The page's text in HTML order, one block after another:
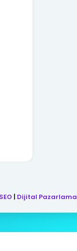
| Dijital Pazarlama